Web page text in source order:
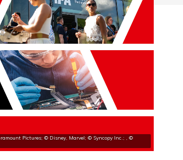
Pictures; © Disney, Marvel; © Syncopy Inc.; , ©